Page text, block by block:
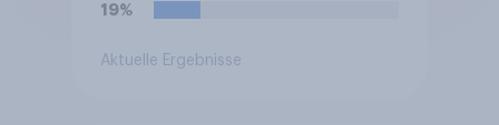
19%
Aktuelle Ergebnisse